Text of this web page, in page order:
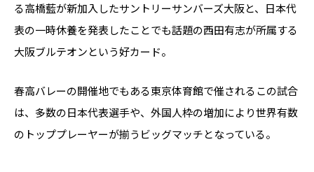
る高橋藍が新加入したサントリーサンバーズ大阪と、日本代
表の一時休養を発表したことでも話題の西田有志が所属する
大阪ブルテオンという好カード。
春高バレーの開催地でもある東京体育館で催されるこの試合
は、多数の日本代表選手や、外国人枠の増加により世界有数
のトッププレーヤーが揃うビッグマッチとなっている。